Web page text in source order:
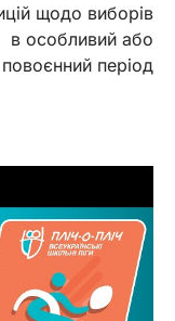
щодо виборів
в особливий або
повоєнний період